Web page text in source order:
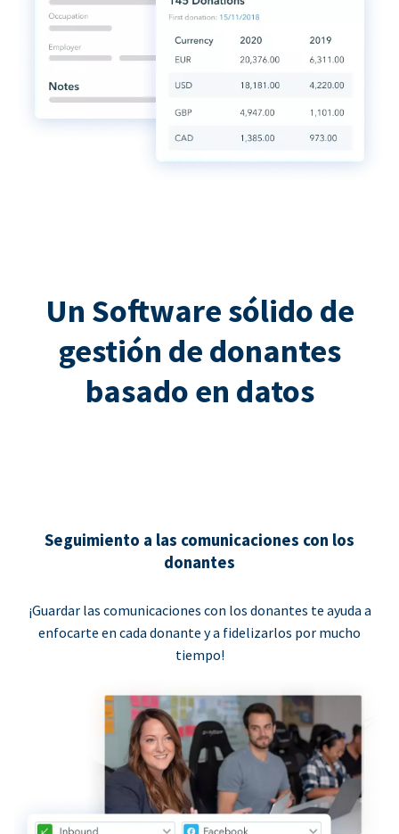
Un Software sólido de
gestión de donantes
basado en datos
Seguimiento a las comunicaciones con los
donantes
¡Guardar las comunicaciones con los donantes te ayuda a
enfocarte en cada donante y a fidelizarlos por mucho
tiempo!